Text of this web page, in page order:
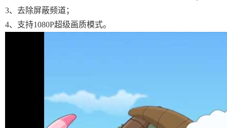
3、去除屏蔽频道；
4、支持1080P超级画质模式。